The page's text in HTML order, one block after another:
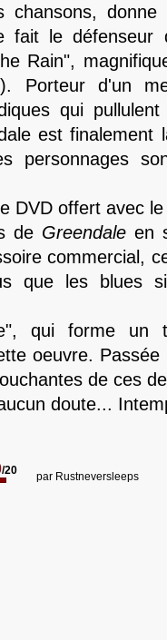
chansons,
fait le
Rain",
Porteur d'un
qui
est
personnages
DVD offert avec
de Greendale en
commercial,
que les blues
qui forme un
oeuvre.
de ces
doute...
/20 par Rustneversleeps